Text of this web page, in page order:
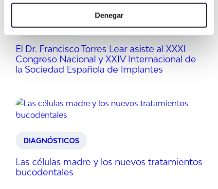
Denegar
CORPORATIVO
El Dr. Francisco Torres Lear asiste al XXXI
Congreso Nacional y XXIV Internacional de
la Sociedad Española de Implantes
DIAGNÓSTICOS
Las células madre y los nuevos tratamientos
bucodentales